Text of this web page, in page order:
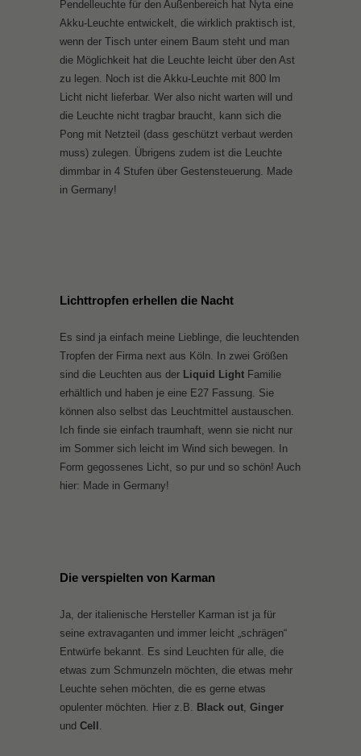
Pendelleuchte für den Außenbereich hat Nyta eine
Akku-Leuchte entwickelt, die wirklich praktisch ist,
wenn der Tisch unter einem Baum steht und man
die Möglichkeit hat die Leuchte leicht über den Ast
zu legen. Noch ist die Akku-Leuchte mit 800 lm
Licht nicht lieferbar. Wer also nicht warten will und
die Leuchte nicht tragbar braucht, kann sich die
Pong mit Netzteil (dass geschützt verbaut werden
muss) zulegen. Übrigens zudem ist die Leuchte
dimmbar in 4 Stufen über Gestensteuerung. Made
in Germany!
Lichttropfen erhellen die Nacht
Es sind ja einfach meine Lieblinge, die leuchtenden
Tropfen der Firma next aus Köln. In zwei Größen
sind die Leuchten aus der Liquid Light Familie
erhältlich und haben je eine E27 Fassung. Sie
können also selbst das Leuchtmittel austauschen.
Ich finde sie einfach traumhaft, wenn sie nicht nur
im Sommer sich leicht im Wind sich bewegen. In
Form gegossenes Licht, so pur und so schön! Auch
hier: Made in Germany!
Die verspielten von Karman
Ja, der italienische Hersteller Karman ist ja für
seine extravaganten und immer leicht „schrägen“
Entwürfe bekannt. Es sind Leuchten für alle, die
etwas zum Schmunzeln möchten, die etwas mehr
Leuchte sehen möchten, die es gerne etwas
opulenter möchten. Hier z.B.
Black out Ginger
und Cell